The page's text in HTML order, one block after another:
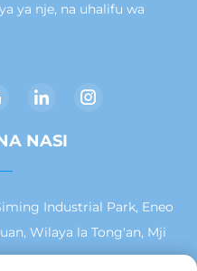
ya nje, na uhalifu wa
NASI
Industrial Park, Eneo
Wilaya la Tong'an, Mji